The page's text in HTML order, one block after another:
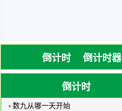
倒计时 倒计时器
倒计时
• 数九从哪一天开始